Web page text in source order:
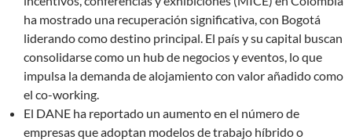
ha mostrado una recuperación significativa, con Bogotá
liderando como destino principal. El país y su capital buscan
consolidarse como un hub de negocios y eventos, lo que
impulsa la demanda de alojamiento con valor añadido como
el co-working.
El DANE ha reportado un aumento en el número de
empresas que adoptan modelos de trabajo híbrido o